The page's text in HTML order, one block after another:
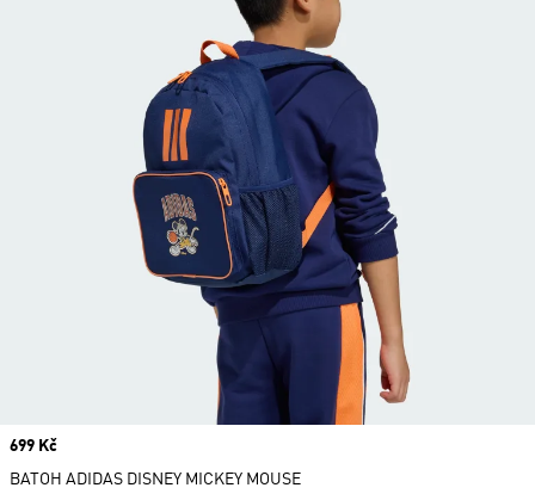
Price
699 Kč
BATOH ADIDAS DISNEY MICKEY MOUSE